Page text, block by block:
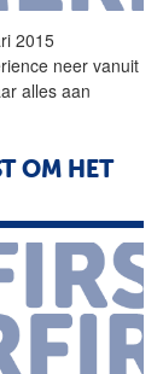
2015
neer vanuit
alles aan
OM HET